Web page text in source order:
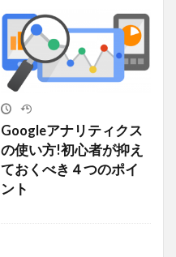
Googleアナリティクス
の使い方!初心者が抑え
ておくべき４つのポイ
ント